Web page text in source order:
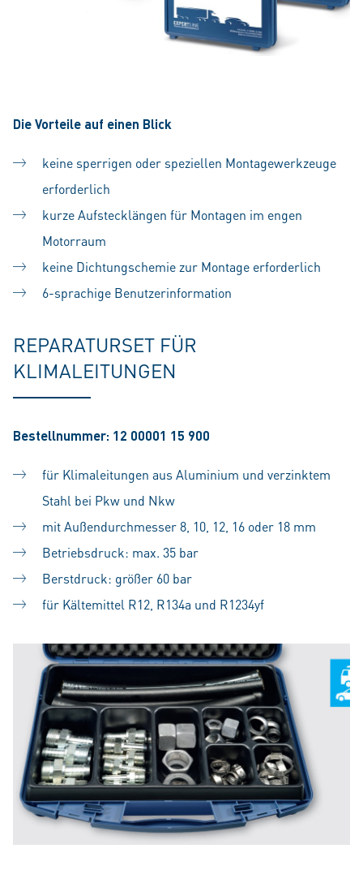
Die Vorteile auf einen Blick
keine sperrigen oder speziellen Montagewerkzeuge
erforderlich
kurze Aufstecklängen für Montagen im engen
Motorraum
keine Dichtungschemie zur Montage erforderlich
6-sprachige Benutzerinformation
REPARATURSET FÜR
KLIMALEITUNGEN
Bestellnummer: 12 00001 15 900
für Klimaleitungen aus Aluminium und verzinktem
Stahl bei Pkw und Nkw
mit Außendurchmesser 8, 10, 12, 16 oder 18 mm
Betriebsdruck: max. 35 bar
Berstdruck: größer 60 bar
für Kältemittel R12, R134a und R1234yf